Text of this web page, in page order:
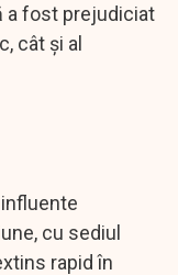
a fost prejudiciat
cât și al
cu sediul
rapid în